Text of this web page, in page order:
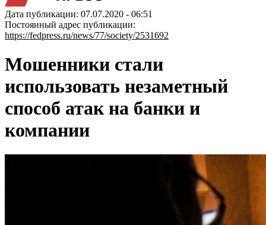
Дата публикации: 07.07.2020 - 06:51
Постоянный адрес публикации:
https://fedpress.ru/news/77/society/2531692
Мошенники стали
использовать незаметный
способ атак на банки и
компании